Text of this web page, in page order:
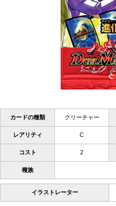
カードの種類 クリーチャー
レアリティ C
コスト 2
種族
イラストレーター